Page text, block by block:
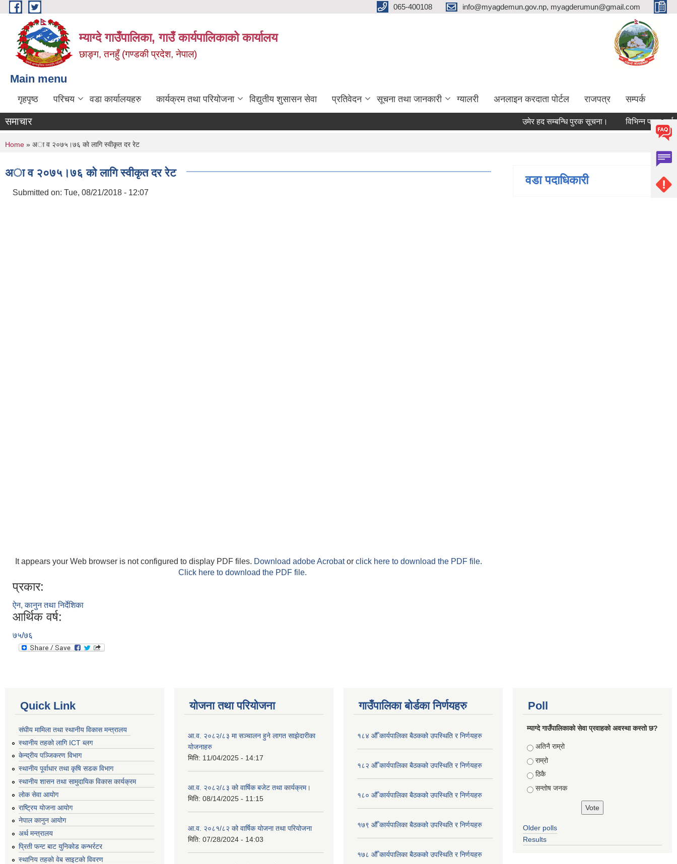
Skip to main content 065-400108 info@myagdemun.gov.np, myagderumun@gmail.com
म्याग्दे गाउँपालिका, गाउँ कार्यपालिकाको कार्यालय
छाङ्ग, तनहुँ (गण्डकी प्रदेश, नेपाल)
Main menu
गृहपृष्ठ परिचय वडा कार्यालयहरु कार्यक्रम तथा परियोजना विद्युतीय शुसासन सेवा प्रतिवेदन सूचना तथा जानकारी ग्यालरी अनलाइन करदाता पोर्टल राजपत्र सम्पर्क
समाचार उमेर हद सम्बन्धि पुरक सूचना। विभिन्न पदमा
You are here
Home » अा‍ व २०७५।७६ काे लागि स्वीकृत दर रेट
अा‍ व २०७५।७६ काे लागि स्वीकृत दर रेट
Submitted on: Tue, 08/21/2018 - 12:07
It appears your Web browser is not configured to display PDF files. Download adobe Acrobator click here to download the PDF file.
Click here to download the PDF file.
प्रकार:
ऐन, कानुन तथा निर्देशिका
आर्थिक वर्ष:
७५/७६
वडा पदाधिकारी
Quick Link
संघीय मामिला तथा स्थानीय विकास मन्त्रालय
स्थानीय तहको लागि ICT ब्लग
केन्द्रीय पञ्जिकरण विभाग
स्थानीय पूर्वाधार तथा कृषि सडक विभाग
स्थानीय शासन तथा सामुदायिक विकास कार्यक्रम
लोक सेवा आयोग
राष्ट्रिय योजना आयोग
नेपाल कानुन आयोग
अर्थ मन्त्रालय
प्रिती फन्ट बाट युनिकोड कन्भर्रटर
स्थानिय तहकाे वेब साइटकाे विवरण
योजना तथा परियोजना
आ.व. २०८२/८३ मा सञ्चालन हुने लागत साझेदारीका
योजनाहरु
मिति: 11/04/2025 - 14:17
आ.व. २०८२/८३ को वार्षिक बजेट तथा कार्यक्रम।
मिति: 08/14/2025 - 11:15
आ.व. २०८१/८२ को वार्षिक योजना तथा परियोजना
मिति: 07/28/2024 - 14:03
गाउँपालिका बोर्डका निर्णयहरु
१८४ औँ कार्यपालिका बैठकको उपस्थिति र निर्णयहरु
१८२ औँ कार्यपालिका बैठकको उपस्थिति र निर्णयहरु
१८० औँ कार्यपालिका बैठकको उपस्थिति र निर्णयहरु
१७९ औँ कार्यपालिका बैठकको उपस्थिति र निर्णयहरु
१७८ औँ कार्यपालिका बैठकको उपस्थिति र निर्णयहरु
Poll
म्याग्दे गाउँपालिकाको सेवा प्रवाहको अवस्था कस्तो छ?
Choices
अतिनै राम्रो
राम्रो
ठिकै
सन्तोष जनक
Older polls
Results